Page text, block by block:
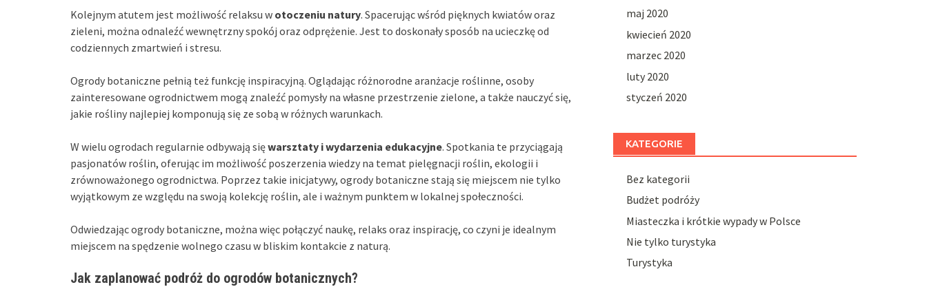
Kolejnym atutem jest możliwość relaksu w otoczeniu natury. Spacerując wśród pięknych kwiatów oraz
zieleni, można odnaleźć wewnętrzny spokój oraz odprężenie. Jest to doskonały sposób na ucieczkę od
codziennych zmartwień i stresu.
Ogrody botaniczne pełnią też funkcję inspiracyjną. Oglądając różnorodne aranżacje roślinne, osoby
zainteresowane ogrodnictwem mogą znaleźć pomysły na własne przestrzenie zielone, a także nauczyć się,
jakie rośliny najlepiej komponują się ze sobą w różnych warunkach.
W wielu ogrodach regularnie odbywają sięwarsztaty i wydarzenia edukacyjne. Spotkania te przyciągają
pasjonatów roślin, oferując im możliwość poszerzenia wiedzy na temat pielęgnacji roślin, ekologii i
zrównoważonego ogrodnictwa. Poprzez takie inicjatywy, ogrody botaniczne stają się miejscem nie tylko
wyjątkowym ze względu na swoją kolekcję roślin, ale i ważnym punktem w lokalnej społeczności.
Odwiedzając ogrody botaniczne, można więc połączyć naukę, relaks oraz inspirację, co czyni je idealnym
miejscem na spędzenie wolnego czasu w bliskim kontakcie z naturą.
Jak zaplanować podróż do ogrodów botanicznych?
maj 2020
kwiecień 2020
marzec 2020
luty 2020
styczeń 2020
KATEGORIE
Bez kategorii
Budżet podróży
Miasteczka i krótkie wypady w Polsce
Nie tylko turystyka
Turystyka